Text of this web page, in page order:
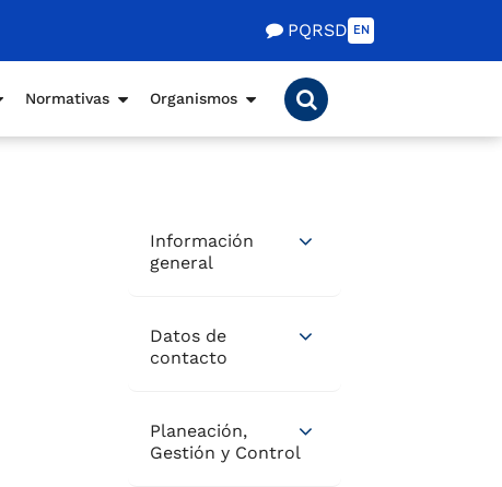
PQRSD EN
Normativas Organismos
Información
general
Datos de
contacto
Planeación,
Gestión y Control